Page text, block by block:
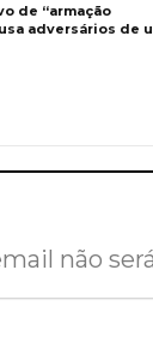
de “armação
adversários de
não